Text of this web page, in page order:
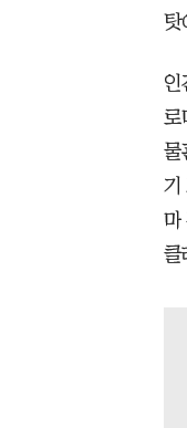
탓
인
로
물
기
마
클